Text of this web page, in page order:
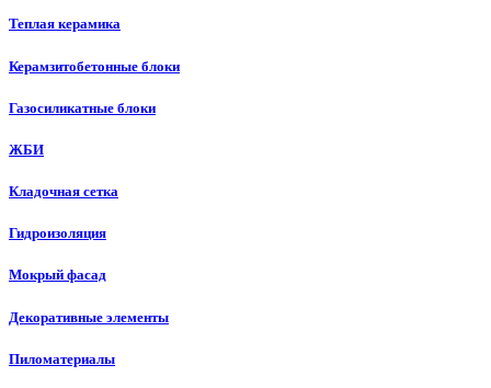
Теплая керамика
Керамзитобетонные блоки
Газосиликатные блоки
ЖБИ
Кладочная сетка
Гидроизоляция
Мокрый фасад
Декоративные элементы
Пиломатериалы